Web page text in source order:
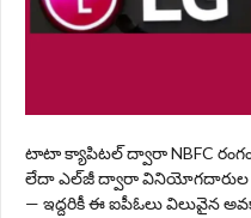
టాటా క్యాపిటల్ ద్వారా NBFC
లేదా ఎల్‌జీ ద్వారా వినియోగదారుల
— ఇద్దరికీ ఈ ఐపీఓలు విలువైన